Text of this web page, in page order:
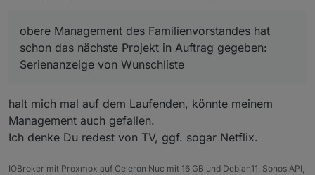
obere Management des Familienvorstandes hat
schon das nächste Projekt in Auftrag gegeben:
Serienanzeige von Wunschliste
halt mich mal auf dem Laufenden, könnte meinem
Management auch gefallen.
Ich denke Du redest von TV, ggf. sogar Netflix.
IOBroker mit Proxmox auf Celeron Nuc mit 16 GB und Debian11, Sonos API,